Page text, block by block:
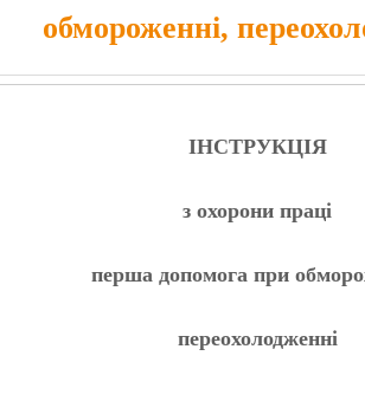
обмороженні,
ІНСТРУКЦІЯ
з охорони праці
перша допомога при
переохолодженні